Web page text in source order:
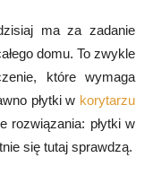
ma za zadanie
domu. To zwykle
które wymaga
płytki w korytarzu
rozwiązania: płytki w
się tutaj sprawdzą.